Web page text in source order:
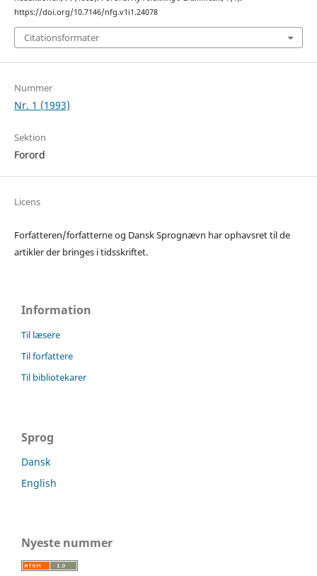
https://doi.org/10.7146/nfg.v1i1.24078
Citationsformater
Nummer
Nr. 1 (1993)
Sektion
Forord
Licens
Forfatteren/forfatterne og Dansk Sprognævn har ophavsret til de
artikler der bringes i tidsskriftet.
Information
Til læsere
Til forfattere
Til bibliotekarer
Sprog
Dansk
English
Nyeste nummer